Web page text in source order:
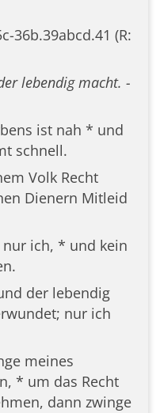
36b.39abcd.41 (R:
lebendig macht. -
ist nah * und
schnell.
Volk Recht
Dienern Mitleid
nur ich, * und kein
der lebendig
nur ich
meines
* um das Recht
dann zwinge